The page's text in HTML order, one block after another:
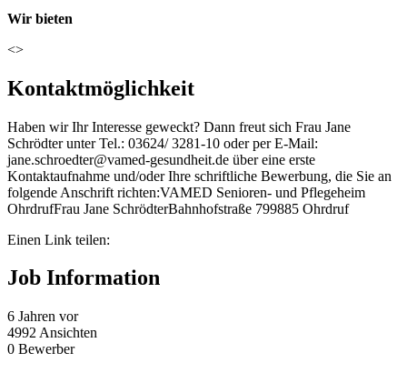
Wir bieten
<>
Kontaktmöglichkeit
Haben wir Ihr Interesse geweckt? Dann freut sich Frau Jane
Schrödter unter Tel.: 03624/ 3281-10 oder per E-Mail:
jane.schroedter@vamed-gesundheit.de über eine erste
Kontaktaufnahme und/oder Ihre schriftliche Bewerbung, die Sie an
folgende Anschrift richten:VAMED Senioren- und Pflegeheim
OhrdrufFrau Jane SchrödterBahnhofstraße 799885 Ohrdruf
Einen Link teilen:
Job Information
6 Jahren vor
4992 Ansichten
0 Bewerber